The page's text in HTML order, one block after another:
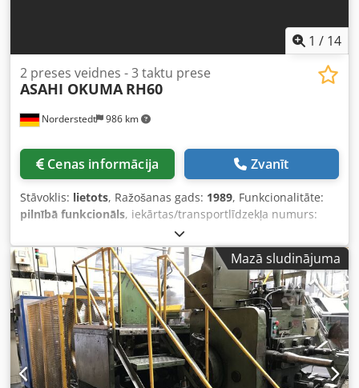
1 / 14
Norderstedt 986 km
2 preses veidnes - 3 taktu prese
ASAHI OKUMA RH60
Cenas informācija Zvanīt
Stāvoklis: lietots, Ražošanas gads: 1989, Funkcionalitāte:
pilnībā funkcionāls, iekārtas/transportlīdzekļa numurs:
, Piedāvājuma numurs: M08L/8327 Iekārtas
veids: 2 Matrices - 3 sitienu prese Informācija: slēgts nazis
Ražotājs: ASAHI OKUMA Tips: RH60 Izlaiduma gads: 1989
Diametra diapazons: 3-8,5 mm Matricu skaits: 2 Posmu
skaits: 4 Dodpfewi S Apox Aqvjkr Izstrādājuma garums: 55
mm Kāta garums zem galvas: 55 mm Jauda - gb/min: 200
Presēšanas spēks: 30 t Atrašanās vieta: Mūsu noliktavā
Mazā sludinājuma